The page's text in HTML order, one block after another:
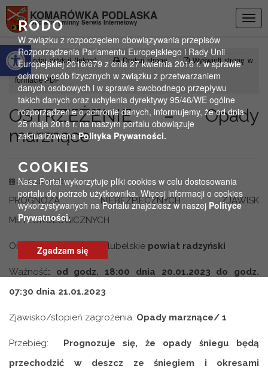
Otwórz pasek narzędzi
KOMARÓWKA PODLASKA
Oficjalny gminny Serwis Internetowy
Czytaj artykuł (lektor) Drukuj stronę Wyświetl stronę w
formacie PDF
OSTRZEŻENIE – Opady
marznące
20 stycznia 2023
PROGNOZA NIEBEZPIECZNYCH ZJAWISK
METEOROLOGICZNYCH
Obszar: Województwo lubelskie powiat radzyński
Ważność: od godz. 18:00 dnia 20.01.2023 do godz.
07:30 dnia 21.01.2023
Zjawisko/stopień zagrożenia: Opady marznące/ 1
Przebieg: Prognozuje się, że opady śniegu będą
przechodzić w deszcz ze śniegiem i okresami
RODO
W związku z rozpoczęciem obowiązywania przepisów
Rozporządzenia Parlamentu Europejskiego i Rady Unii
Europejskiej 2016/679 z dnia 27 kwietnia 2016 r. w sprawie
ochrony osób fizycznych w związku z przetwarzaniem
danych osobowych i w sprawie swobodnego przepływu
takich danych oraz uchylenia dyrektywy 95/46/WE ogólne
rozporządzenie o ochronie danych, informujemy, że od dnia
25 maja 2018 r. na naszym portalu obowiązuje
zaktualizowanaPolityka Prywatności.
COOKIES
Nasz Portal wykorzytuje pliki cookies w celu dostosowania
portalu do potrzeb użytkownika. Więcej informacji o cookies
wykorzystywanych na Portalu znajdziesz w naszej Polityce
Prywatności.
Zgadzam się